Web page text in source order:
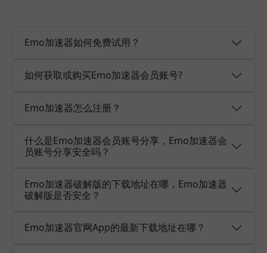
Emo加速器如何免费试用？
如何获取或购买Emo加速器会员账号?
Emo加速器怎么注册？
什么是Emo加速器会员账号分享，Emo加速器会
员账号分享安全吗？
Emo加速器破解版的下载地址在哪，Emo加速器
破解版是否安全？
Emo加速器官网App的最新下载地址在哪？